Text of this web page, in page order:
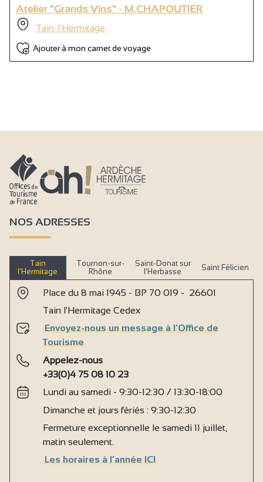
Atelier "Grands Vins" - M.CHAPOUTIER
Tain-l'Hermitage
Ajouter à mon carnet de voyage
NOS ADRESSES
Tain
l’Hermitage
Tournon-sur-
Rhône
Saint-Donat sur
l’Herbasse
Saint Félicien
Place du 8 mai 1945 - BP 70 019 - 26601
Tain l'Hermitage Cedex
Envoyez-nous un message à l'Office de
Tourisme
Appelez-nous
+33(0)4 75 08 10 23
Lundi au samedi - 9:30-12:30 / 13:30-18:00
Dimanche et jours fériés : 9:30-12:30
Fermeture exceptionnelle le samedi 11 juillet,
matin seulement.
Les horaires à l'année ICI